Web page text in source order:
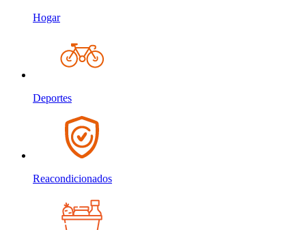
Hogar
Deportes
Reacondicionados